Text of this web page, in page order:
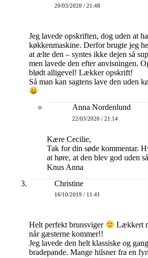
20/03/2020 / 21:48
Jeg lavede opskriften, dog uden at
køkkenmaskine. Derfor brugte jeg
at ælte den – syntes ikke dejen så
men lavede den efter anvisningen.
blødt alligevel! Lækker opskrift!
Så man kan sagtens lave den uden
Anna Nordenlund
22/03/2020 / 21:14
Kære Cecilie,
Tak for din søde kommentar.
at høre, at den blev god uden
Knus Anna
Christine
16/10/2019 / 11:41
Helt perfekt brunsviger
Lækkert
når gæsterne kommer!!
Jeg lavede den helt klassiske og
bradepande. Mange hilsner fra en